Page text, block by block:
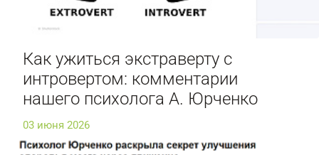
Как ужиться экстраверту с
интровертом: комментарии
нашего психолога А. Юрченко
03 июня 2026